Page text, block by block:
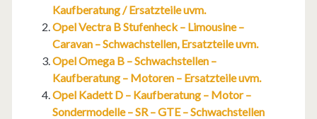
Kaufberatung / Ersatzteile uvm.
Opel Vectra B Stufenheck – Limousine –
Caravan – Schwachstellen, Ersatzteile uvm.
Opel Omega B – Schwachstellen –
Kaufberatung – Motoren – Ersatzteile uvm.
Opel Kadett D – Kaufberatung – Motor –
Sondermodelle – SR – GTE – Schwachstellen